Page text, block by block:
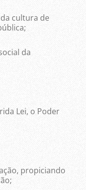
cultura de
da
Lei, o Poder
propiciando